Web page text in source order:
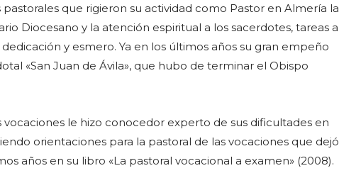
que rigieron su actividad como Pastor en Almería la
Diocesano y la atención espiritual a los sacerdotes, tareas a
y esmero. Ya en los últimos años su gran empeño
«San Juan de Ávila», que hubo de terminar el Obispo
le hizo conocedor experto de sus dificultades en
orientaciones para la pastoral de las vocaciones que dejó
años en su libro «La pastoral vocacional a examen» (2008).